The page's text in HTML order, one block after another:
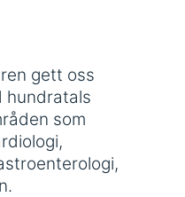
gett oss
hundratals
som